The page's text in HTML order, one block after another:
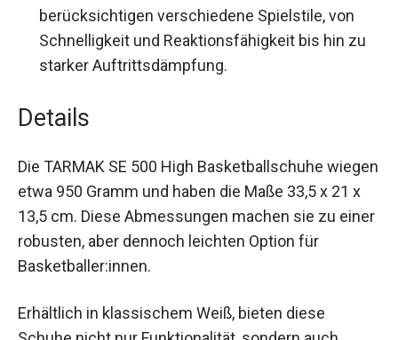
berücksichtigen verschiedene Spielstile, von
Schnelligkeit und Reaktionsfähigkeit bis hin zu
starker Auftrittsdämpfung.
Details
Die TARMAK SE 500 High Basketballschuhe
wiegen etwa 950 Gramm und haben die Maße
33,5 x 21 x 13,5 cm. Diese Abmessungen machen
sie zu einer robusten, aber dennoch leichten
Option für Basketballer:innen.
Erhältlich in klassischem Weiß, bieten diese